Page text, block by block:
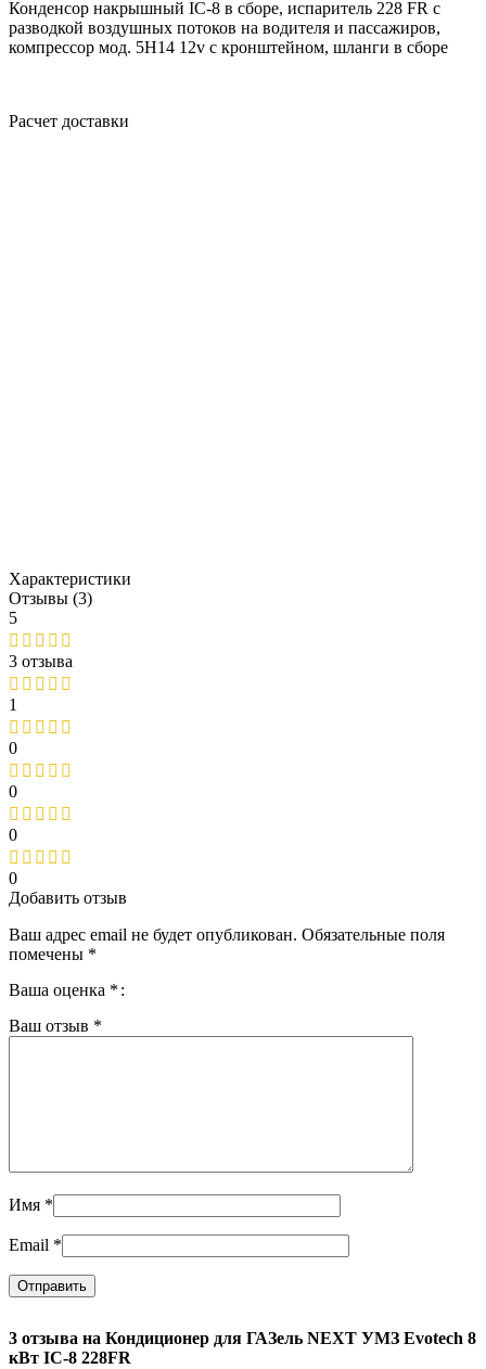
Конденсор накрышный IC-8 в сборе, испаритель 228 FR с
разводкой воздушных потоков на водителя и пассажиров,
компрессор мод. 5Н14 12v с кронштейном, шланги в сборе
Расчет доставки
Характеристики
Отзывы (3)
5
3 отзыва
1
0
0
0
0
3 отзыва на Кондиционер для ГАЗель NEXT УМЗ Evotech 8
кВт IC-8 228FR
Добавить отзыв
Ваш адрес email не будет опубликован. Обязательные поля
помечены *
Ваша оценка *
Ваш отзыв *
Имя *
Email *